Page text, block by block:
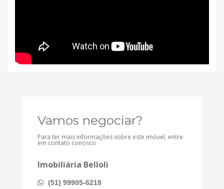
Vamos negociar?
Para ter mais informações sobre este imóvel, entre
em contato conosco
Imobiliária Belloli
(51) 99905-6218